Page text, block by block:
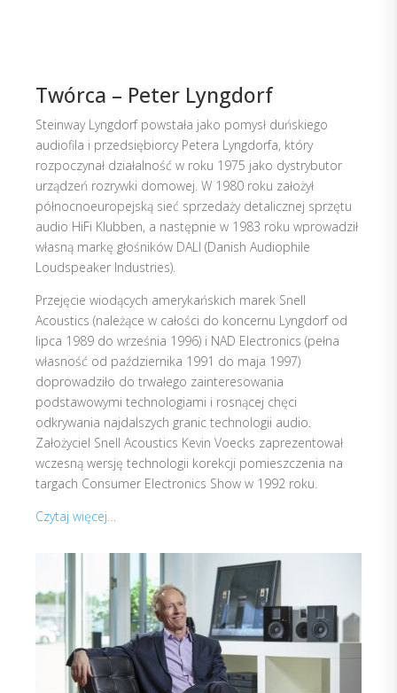
Twórca – Peter Lyngdorf
Steinway Lyngdorf powstała jako pomysł duńskiego
audiofila i przedsiębiorcy Petera Lyngdorfa, który
rozpoczynał działalność w roku 1975 jako dystrybutor
urządzeń rozrywki domowej. W 1980 roku założył
północnoeuropejską sieć sprzedaży detalicznej sprzętu
audio HiFi Klubben, a następnie w 1983 roku wprowadził
własną markę głośników DALI (Danish Audiophile
Loudspeaker Industries).
Przejęcie wiodących amerykańskich marek Snell
Acoustics (należące w całości do koncernu Lyngdorf od
lipca 1989 do września 1996) i NAD Electronics (pełna
własność od października 1991 do maja 1997)
doprowadziło do trwałego zainteresowania
podstawowymi technologiami i rosnącej chęci
odkrywania najdalszych granic technologii audio.
Założyciel Snell Acoustics Kevin Voecks zaprezentował
wczesną wersję technologii korekcji pomieszczenia na
targach Consumer Electronics Show w 1992 roku.
Czytaj więcej…